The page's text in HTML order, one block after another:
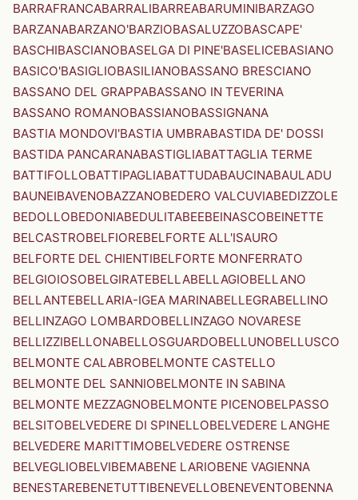
BARRAFRANCABARRALIBARREABARUMINIBARZAGO
BARZANABARZANO'BARZIOBASALUZZOBASCAPE'
BASCHIBASCIANOBASELGA DI PINE'BASELICEBASIANO
BASICO'BASIGLIOBASILIANOBASSANO BRESCIANO
BASSANO DEL GRAPPABASSANO IN TEVERINA
BASSANO ROMANOBASSIANOBASSIGNANA
BASTIA MONDOVI'BASTIA UMBRABASTIDA DE' DOSSI
BASTIDA PANCARANABASTIGLIABATTAGLIA TERME
BATTIFOLLOBATTIPAGLIABATTUDABAUCINABAULADU
BAUNEIBAVENOBAZZANOBEDERO VALCUVIABEDIZZOLE
BEDOLLOBEDONIABEDULITABEEBEINASCOBEINETTE
BELCASTROBELFIOREBELFORTE ALL'ISAURO
BELFORTE DEL CHIENTIBELFORTE MONFERRATO
BELGIOIOSOBELGIRATEBELLABELLAGIOBELLANO
BELLANTEBELLARIA-IGEA MARINABELLEGRABELLINO
BELLINZAGO LOMBARDOBELLINZAGO NOVARESE
BELLIZZIBELLONABELLOSGUARDOBELLUNOBELLUSCO
BELMONTE CALABROBELMONTE CASTELLO
BELMONTE DEL SANNIOBELMONTE IN SABINA
BELMONTE MEZZAGNOBELMONTE PICENOBELPASSO
BELSITOBELVEDERE DI SPINELLOBELVEDERE LANGHE
BELVEDERE MARITTIMOBELVEDERE OSTRENSE
BELVEGLIOBELVIBEMABENE LARIOBENE VAGIENNA
BENESTAREBENETUTTIBENEVELLOBENEVENTOBENNA